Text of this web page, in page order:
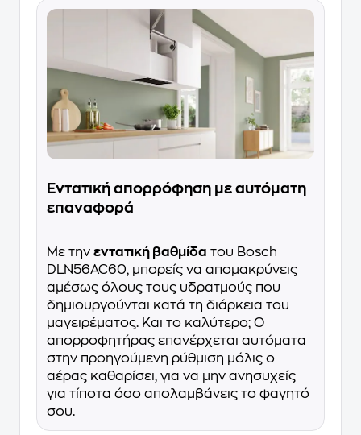
Εντατική απορρόφηση με αυτόματη
επαναφορά
Με την εντατική βαθμίδα του Bosch
DLN56AC60, μπορείς να απομακρύνεις
αμέσως όλους τους υδρατμούς που
δημιουργούνται κατά τη διάρκεια του
μαγειρέματος. Και το καλύτερο; Ο
απορροφητήρας επανέρχεται αυτόματα
στην προηγούμενη ρύθμιση μόλις ο
αέρας καθαρίσει, για να μην ανησυχείς
για τίποτα όσο απολαμβάνεις το φαγητό
σου.